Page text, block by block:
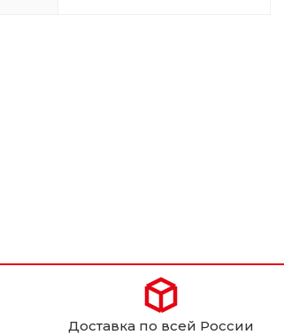
Доставка по всей России